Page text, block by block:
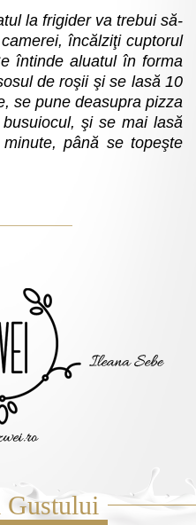
la frigider va trebui să-
încălziţi cuptorul
întinde aluatul în forma
de roşii şi se lasă 10
se pune deasupra pizza
şi se mai lasă
până se topeşte
Gustului